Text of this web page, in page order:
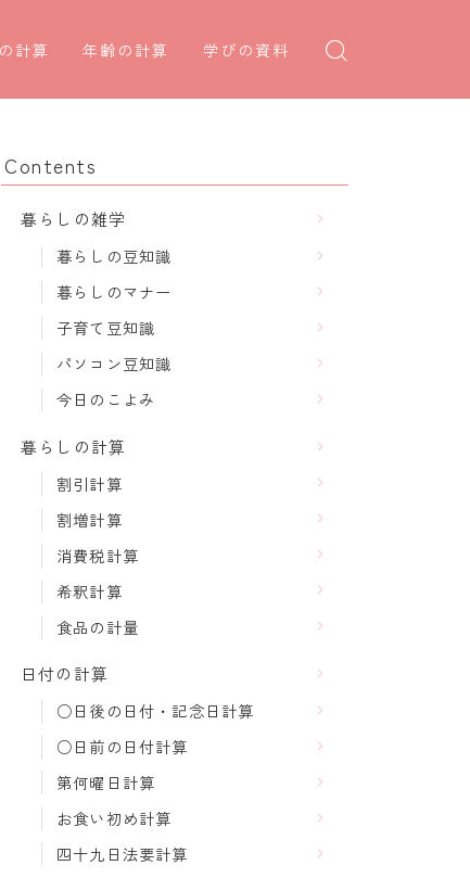
計算
の日付・記念日計算
日法要計算
年齢の計算
年齢・干支計算
長寿祝い計算
学びの資料
学年早見表
Contents
暮らしの雑学
暮らしの豆知識
暮らしのマナー
子育て豆知識
パソコン豆知識
今日のこよみ
暮らしの計算
割引計算
割増計算
消費税計算
希釈計算
食品の計量
日付の計算
○日後の日付・記念日計算
○日前の日付計算
第何曜日計算
お食い初め計算
四十九日法要計算